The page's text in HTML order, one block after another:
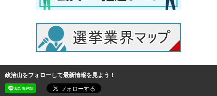
政治山をフォローして最新情報を見よう！